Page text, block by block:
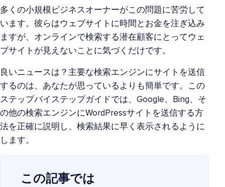
多くの小規模ビジネスオーナーがこの問題に苦労して
います。彼らはウェブサイトに時間とお金を注ぎ込み
ますが、オンラインで検索する潜在顧客にとってウェ
ブサイトが見えないことに気づくだけです。
良いニュースは？主要な検索エンジンにサイトを送信
するのは、あなたが思っているよりも簡単です。この
ステップバイステップガイドでは、Google、Bing、そ
の他の検索エンジンにWordPressサイトを送信する方
法を正確に説明し、検索結果に早く表示されるように
します。
この記事では